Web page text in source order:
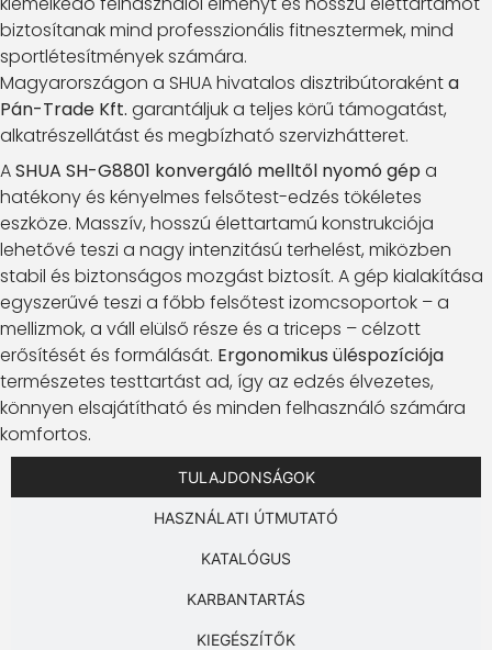
biztosítanak mind professzionális fitnesztermek, mind
sportlétesítmények számára.
Magyarországon a SHUA hivatalos disztribútorakénta
Pán-Trade Kft. garantáljuk a teljes körű támogatást,
alkatrészellátást és megbízható szervizhátteret.
ASHUA SH-G8801 konvergáló melltől nyomó gép a
hatékony és kényelmes felsőtest-edzés tökéletes
eszköze. Masszív, hosszú élettartamú konstrukciója
lehetővé teszi a nagy intenzitású terhelést, miközben
stabil és biztonságos mozgást biztosít. A gép kialakítása
egyszerűvé teszi a főbb felsőtest izomcsoportok – a
mellizmok, a váll elülső része és a triceps – célzott
erősítését és formálását. Ergonomikus üléspozíciója
természetes testtartást ad, így az edzés élvezetes,
könnyen elsajátítható és minden felhasználó számára
komfortos.
TULAJDONSÁGOK
HASZNÁLATI ÚTMUTATÓ
KATALÓGUS
KARBANTARTÁS
KIEGÉSZÍTŐK